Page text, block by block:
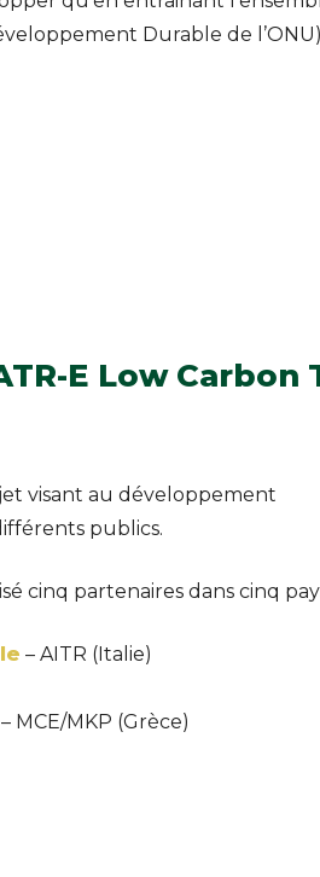
Durable de
E Low Carbon
visant au développement
publics.
cinq partenaires dans cinq
– AITR (Italie)
– MCE/MKP (Grèce)